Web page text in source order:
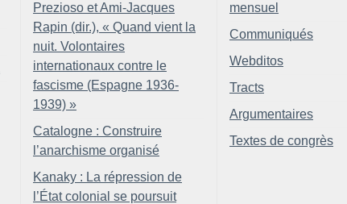
Prezioso et Ami-Jacques
Rapin (dir.), « Quand vient la
nuit. Volontaires
internationaux contre le
fascisme (Espagne 1936-
1939) »
Catalogne : Construire
l’anarchisme organisé
Kanaky : La répression de
l’État colonial se poursuit
mensuel
Communiqués
Webditos
Tracts
Argumentaires
Textes de congrès